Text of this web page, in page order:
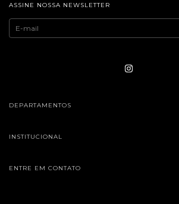
ASSINE NOSSA NEWSLETTER
DEPARTAMENTOS
INSTITUCIONAL
ENTRE EM CONTATO